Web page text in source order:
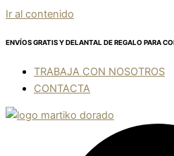
Ir al contenido
ENVÍOS GRATIS Y DELANTAL DE REGALO PARA
TRABAJA CON NOSOTROS
CONTACTA